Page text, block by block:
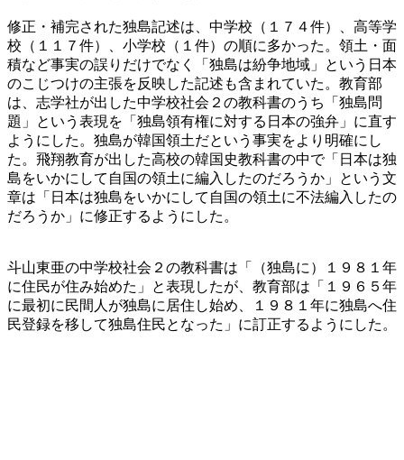
修正・補完された独島記述は、中学校（１７４件）、高等学
校（１１７件）、小学校（１件）の順に多かった。領土・面
積など事実の誤りだけでなく「独島は紛争地域」という日本
のこじつけの主張を反映した記述も含まれていた。教育部
は、志学社が出した中学校社会２の教科書のうち「独島問
題」という表現を「独島領有権に対する日本の強弁」に直す
ようにした。独島が韓国領土だという事実をより明確にし
た。飛翔教育が出した高校の韓国史教科書の中で「日本は独
島をいかにして自国の領土に編入したのだろうか」という文
章は「日本は独島をいかにして自国の領土に不法編入したの
だろうか」に修正するようにした。
斗山東亜の中学校社会２の教科書は「（独島に）１９８１年
に住民が住み始めた」と表現したが、教育部は「１９６５年
に最初に民間人が独島に居住し始め、１９８１年に独島へ住
民登録を移して独島住民となった」に訂正するようにした。